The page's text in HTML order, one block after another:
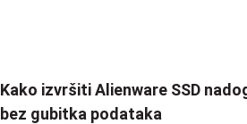
Kako izvršiti Alienware SSD
bez gubitka podataka